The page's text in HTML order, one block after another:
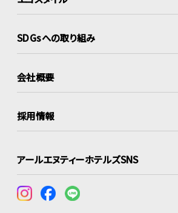
SDGsへの取り組み
会社概要
採用情報
アールエヌティーホテルズSNS